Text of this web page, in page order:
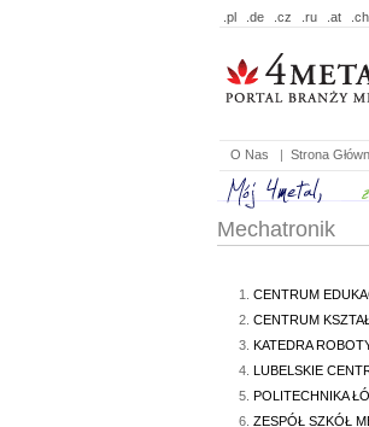
.pl .de .cz .ru .at .ch
O Nas | Strona
Mechatronik
CENTRUM
CENTRUM
KATEDRA
LUBELSKIE
POLITECHNIKA
ZESPÓŁ SZKÓŁ